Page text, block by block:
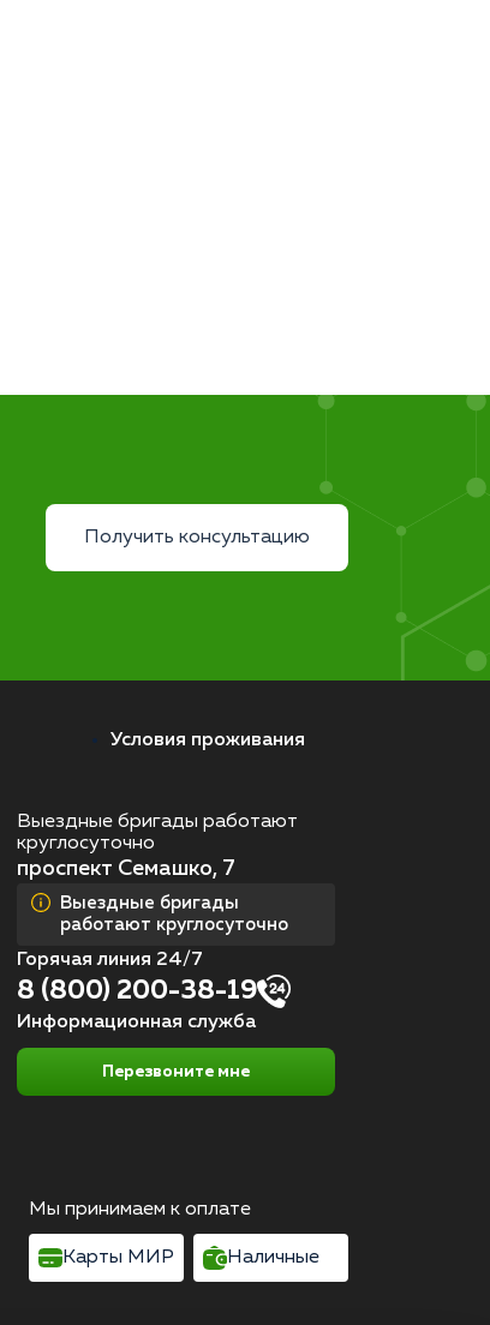
Получить консультацию
Условия проживания
Выездные бригады работают
круглосуточно
проспект Семашко, 7
Выездные бригады
работают круглосуточно
Горячая линия 24/7
8 (800) 200-38-19
Информационная служба
Перезвоните мне
Мы принимаем к оплате
Карты МИР Наличные